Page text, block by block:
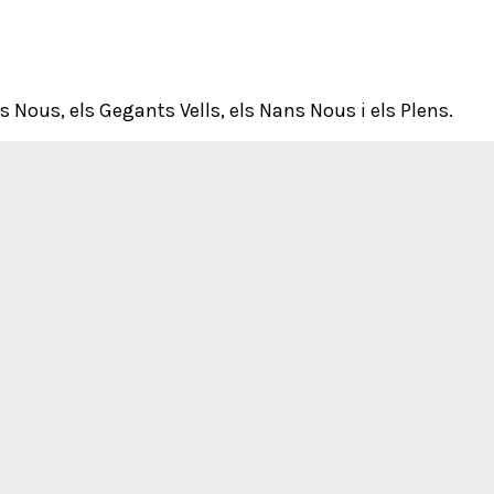
Nous, els Gegants Vells, els Nans Nous i els Plens.